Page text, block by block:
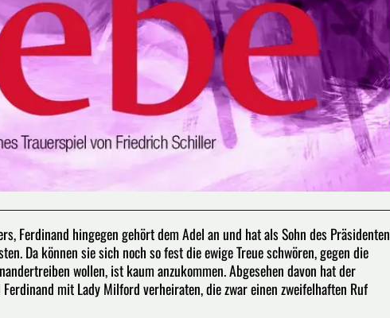
Ferdinand hingegen gehört dem Adel an und hat als Sohn des Präsidenten
Da können sie sich noch so fest die ewige Treue schwören, gegen die
wollen, ist kaum anzukommen. Abgesehen davon hat der
mit Lady Milford verheiraten, die zwar einen zweifelhaften Ruf